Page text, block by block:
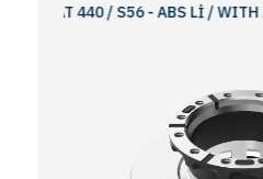
AT 440 / S56 - ABS Lİ / WITH ABS